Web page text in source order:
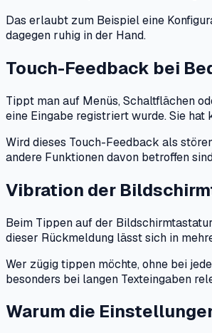
Das erlaubt zum Beispiel eine
dagegen ruhig in der Hand.
Touch-Feedback bei
Tippt man auf Menüs, Schaltflächen
eine Eingabe registriert wurde. Sie hat
Wird dieses Touch-Feedback als
andere Funktionen davon betroffen
Vibration der
Beim Tippen auf der
dieser Rückmeldung lässt sich in
Wer zügig tippen möchte, ohne bei
besonders bei langen Texteingaben
Warum die